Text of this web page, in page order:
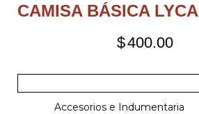
CAMISA BÁSICA
$400.00
Accesorios e Indumentaria